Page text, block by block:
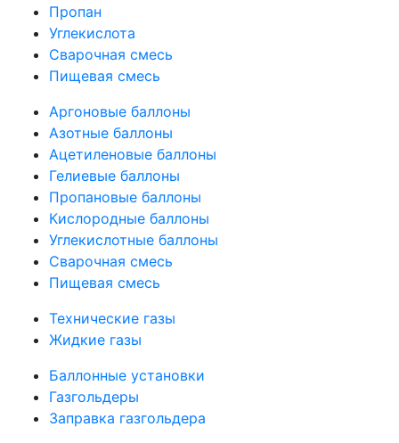
Пропан
Углекислота
Сварочная смесь
Пищевая смесь
Аргоновые баллоны
Азотные баллоны
Ацетиленовые баллоны
Гелиевые баллоны
Пропановые баллоны
Кислородные баллоны
Углекислотные баллоны
Сварочная смесь
Пищевая смесь
Технические газы
Жидкие газы
Баллонные установки
Газгольдеры
Заправка газгольдера